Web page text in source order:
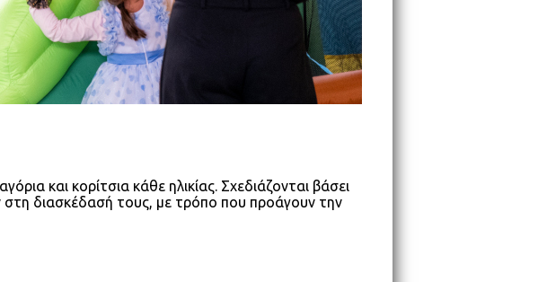
και κορίτσια κάθε ηλικίας. Σχεδιάζονται βάσει
διασκέδασή τους, με τρόπο που προάγουν την